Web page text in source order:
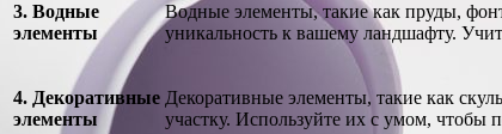
3. Водные
элементы
Водные элементы, такие как пруды,
уникальность к вашему ландшафту.
4. Декоративные
элементы
Декоративные элементы, такие как
участку. Используйте их с умом, чтобы